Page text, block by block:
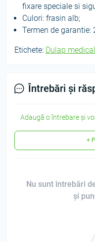
fixare speciale si
Culori: frasin alb;
Termen de garantie:
Etichete: Dulap medical
Întrebări și
Adaugă o întrebare și
+
Nu sunt întrebări
și